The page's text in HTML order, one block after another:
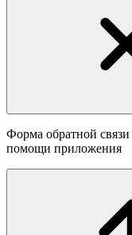
Форма обратной связи
помощи приложения